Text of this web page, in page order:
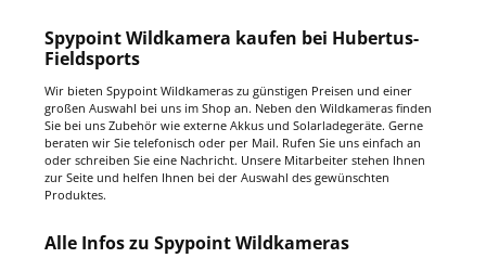
Spypoint Wildkamera kaufen bei Hubertus-
Fieldsports
Wir bieten Spypoint Wildkameras zu günstigen Preisen und einer
großen Auswahl bei uns im Shop an. Neben den Wildkameras finden
Sie bei uns Zubehör wie externe Akkus und Solarladegeräte. Gerne
beraten wir Sie telefonisch oder per Mail. Rufen Sie uns einfach an
oder schreiben Sie eine Nachricht. Unsere Mitarbeiter stehen Ihnen
zur Seite und helfen Ihnen bei der Auswahl des gewünschten
Produktes.
Alle Infos zu Spypoint Wildkameras